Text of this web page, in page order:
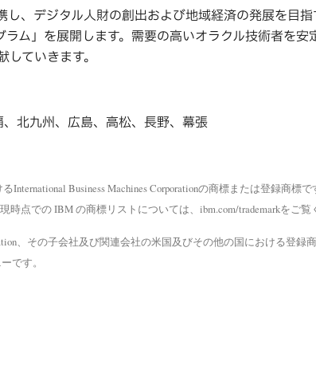
、デジタル人財の創出および地域経済の発展を目
ム」を展開します。需要の高いオラクル技術者を
ていきます。
北九州、広島、高松、長野、幕張
Business Machines Corporationの商標または登録商標
点での IBM の商標リストについては、ibm.com/trademarkをご覧
、その子会社及び関連会社の米国及びその他の国における登録
です。